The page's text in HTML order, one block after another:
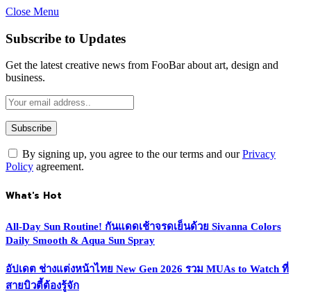
Close Menu
Subscribe to Updates
Get the latest creative news from FooBar about art, design and
business.
By signing up, you agree to the our terms and ourPrivacy
Policy agreement.
What's Hot
All-Day Sun Routine! กันแดดเช้าจรดเย็นด้วย Sivanna Colors
Daily Smooth & Aqua Sun Spray
อัปเดต ช่างแต่งหน้าไทย New Gen 2026 รวม MUAs to Watch ที่
สายบิวตี้ต้องรู้จัก